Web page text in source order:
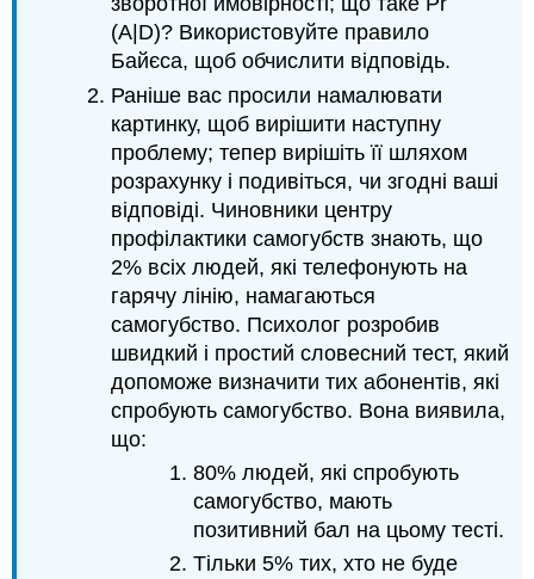
(A|D)? Використовуйте правило
Байєса, щоб обчислити відповідь.
Раніше вас просили намалювати
картинку, щоб вирішити наступну
проблему; тепер вирішіть її шляхом
розрахунку і подивіться, чи згодні ваші
відповіді. Чиновники центру
профілактики самогубств знають, що
2% всіх людей, які телефонують на
гарячу лінію, намагаються
самогубство. Психолог розробив
швидкий і простий словесний тест, який
допоможе визначити тих абонентів, які
спробують самогубство. Вона виявила,
що:
80% людей, які спробують
самогубство, мають
позитивний бал на цьому тесті.
Тільки 5% тих, хто не буде